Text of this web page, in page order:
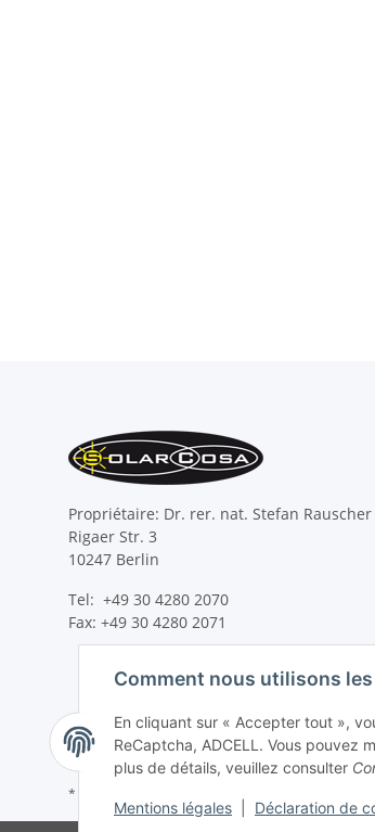
Comment nous utilisons
En cliquant sur « Accepter tout »,
ReCaptcha, ADCELL. Vous pouvez
plus de détails, veuillez consulter
Mentions légales Déclaration de
Propriétaire: Dr. rer. nat. Stefan Rauscher
Rigaer Str. 3
10247 Berlin
Tel: +49 30 4280 2070
Fax: +49 30 4280 2071
* Tous les prix incluent la TVA, plus